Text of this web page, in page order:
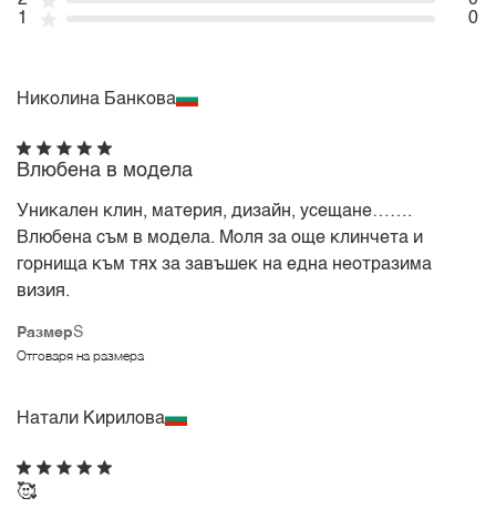
1
0
Николина Банкова
РазмерS
Отговаря на размера
Влюбена в модела
Уникален клин, материя, дизайн, усещане…….
Влюбена съм в модела. Моля за още клинчета и
горнища към тях за завъшек на една неотразима
визия.
Натали Кирилова
🥰